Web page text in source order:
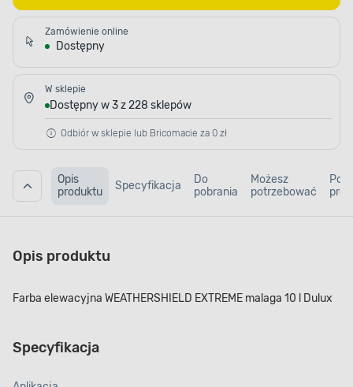
Zamówienie online
Dostępny
W sklepie
Dostępny w 3 z 228 sklepów
Odbiór w sklepie lub Bricomacie za 0 zł
Opis
produktu
Specyfikacja
Do
pobrania
Możesz
potrzebować
Opis produktu
Farba elewacyjna WEATHERSHIELD EXTREME malaga 10 l Dulux
Specyfikacja